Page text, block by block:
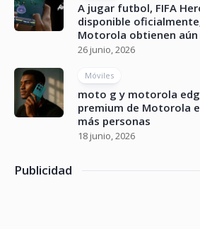
A jugar futbol, FIFA
disponible
Motorola obtienen
26 junio, 2026
Móviles
moto g y motorola
premium de Motorola
más personas
18 junio, 2026
Publicidad